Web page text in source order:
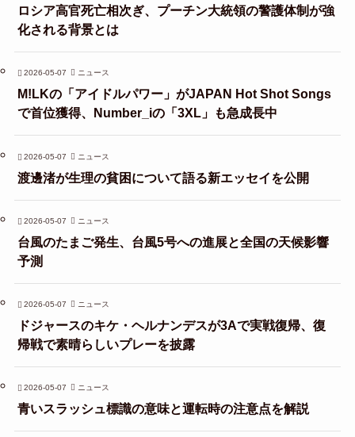
ロシア高官死亡相次ぎ、プーチン大統領の警護体制が強
化される背景とは
2026-05-07 ニュース
M!LKの「アイドルパワー」がJAPAN Hot Shot Songs
で首位獲得、Number_iの「3XL」も急成長中
2026-05-07 ニュース
渡邊渚が生理の貧困について語る新エッセイを公開
2026-05-07 ニュース
台風のたまご発生、台風5号への進展と全国の天候影響
予測
2026-05-07 ニュース
ドジャースのキケ・ヘルナンデスが3Aで実戦復帰、復
帰戦で素晴らしいプレーを披露
2026-05-07 ニュース
青いスラッシュ標識の意味と運転時の注意点を解説